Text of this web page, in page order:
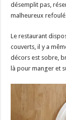
désemplit pas,
malheureux
Le restaurant
couverts, il y a
décors est sobre,
là pour manger et